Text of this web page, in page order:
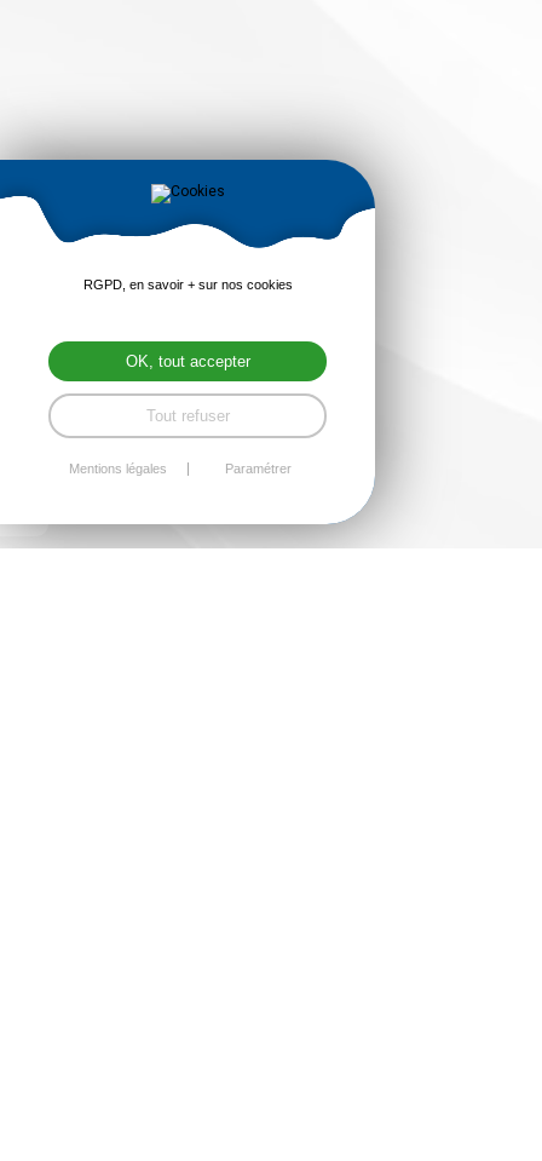
RGPD, en savoir + sur nos cookies
OK, tout accepter
Tout refuser
Mentions légales Paramétrer